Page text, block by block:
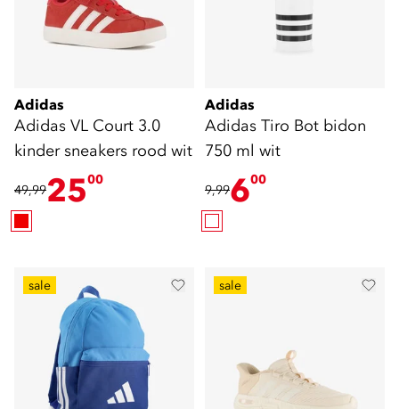
Adidas
Adidas VL Court 3.0
kinder sneakers rood wit
49,992500
Adidas
Adidas Tiro Bot bidon
750 ml wit
9,99600
sale sale